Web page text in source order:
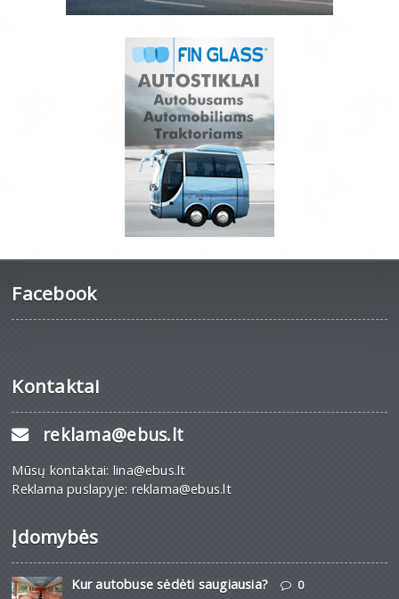
Facebook
Kontaktai
reklama@ebus.lt
Mūsų kontaktai: lina@ebus.lt
Reklama puslapyje: reklama@ebus.lt
Įdomybės
Kur autobuse sėdėti saugiausia? 0